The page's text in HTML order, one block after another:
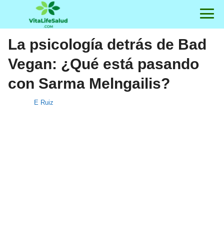
La psicología detrás de Bad
Vegan: ¿Qué está pasando
con Sarma Melngailis?
E Ruiz